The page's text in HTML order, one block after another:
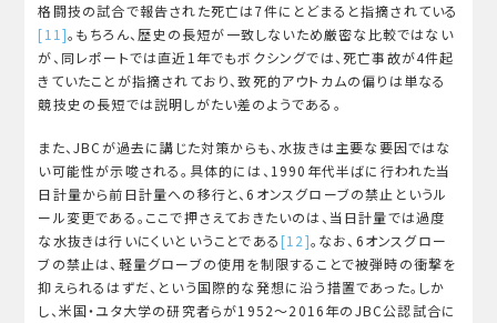
格闘技の試合で報告された死亡は7件にとどまると指摘されている
[11]。もちろん、歴史の長短が一致しないため厳密な比較ではない
が、同レポートでは直近1年でもボクシングでは、死亡事故が4件起
きていたことが指摘されており、致死的アウトカムの偏りは単なる
競技史の長短では説明しがたい差のようである。
また、JBCが過去に講じた対策からも、水抜きは主要な要因ではな
い可能性が示唆される。具体的には、1990年代半ばに行われた当
日計量から前日計量への移行と、6オンスグローブの禁止というル
ール変更である。ここで押さえておきたいのは、当日計量では過度
な水抜きは行いにくいということである[12]。なお、6オンスグロー
ブの禁止は、軽量グローブの使用を制限することで被弾時の衝撃を
抑えられるはずだ、という国際的な発想に沿う措置であった。しか
し、米国・ユタ大学の研究者らが1952～2016年のJBC公認試合に